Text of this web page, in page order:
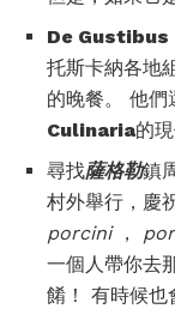
De Gustibus
托斯卡納各地
的晚餐。 他們
Culinaria的
尋找薩格勒鎮
村外舉行，慶
porcini，
一個人帶你去
餚！ 有時候也